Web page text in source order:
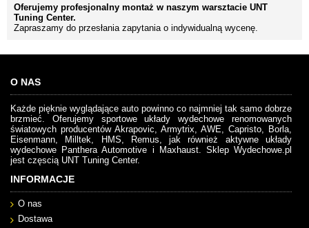
Oferujemy profesjonalny montaż w naszym warsztacie UNT
Tuning Center.
Zapraszamy do przesłania zapytania o indywidualną wycenę.
O NAS
Każde pięknie wyglądające auto powinno co najmniej tak samo dobrze
brzmieć. Oferujemy sportowe układy wydechowe renomowanych
światowych producentów Akrapovic, Armytrix, AWE, Capristo, Borla,
Eisenmann, Milltek, HMS, Remus, jak również aktywne układy
wydechowe Panthera Automotive i Maxhaust. Sklep Wydechowe.pl
jest częscią UNT Tuning Center.
INFORMACJE
O nas
Dostawa